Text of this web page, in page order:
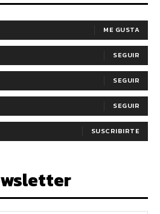
ME GUSTA
SEGUIR
SEGUIR
SEGUIR
SUSCRIBIRTE